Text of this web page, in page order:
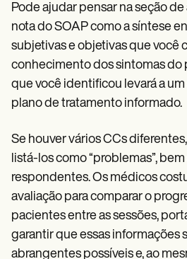
Pode ajudar pensar na seção
nota do SOAP como a síntese
subjetivas e objetivas que você
conhecimento dos sintomas do
que você identificou levará a
plano de tratamento informado.
Se houver vários CCs
listá-los como “problemas”,
respondentes. Os médicos
avaliação para comparar o
pacientes entre as sessões,
garantir que essas informações
abrangentes possíveis e, ao